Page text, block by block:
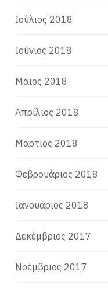
Ιούλιος 2018
Ιούνιος 2018
Μάιος 2018
Απρίλιος 2018
Μάρτιος 2018
Φεβρουάριος 2018
Ιανουάριος 2018
Δεκέμβριος 2017
Νοέμβριος 2017